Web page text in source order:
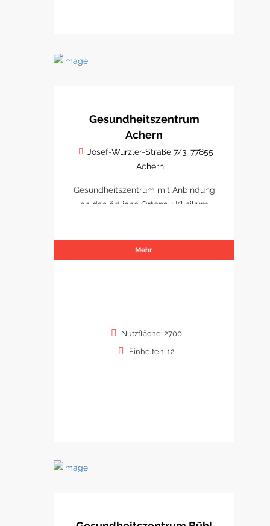
Gesundheitszentrum
Achern
Josef-Wurzler-Straße 7/3, 77855
Achern
Gesundheitszentrum mit Anbindung
an das örtliche Ortenau Klinikum
Mehr
Nutzfläche: 2700
Einheiten: 12